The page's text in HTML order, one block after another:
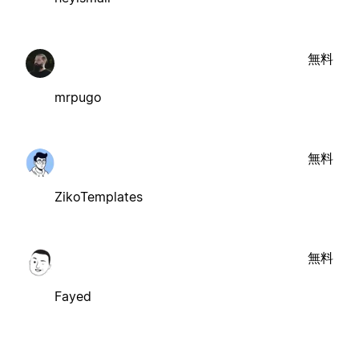
mrpugo
無料
ZikoTemplates
無料
Fayed
無料